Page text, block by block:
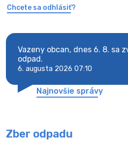
Chcete sa odhlásiť?
Vazeny obcan, dnes 6. 8. sa
odpad.
6. augusta 2026 07:10
Najnovšie správy
Zber odpadu